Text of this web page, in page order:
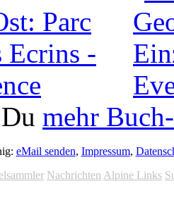
mehr
eMail senden, Impressum,
Nachrichten Alpine Links